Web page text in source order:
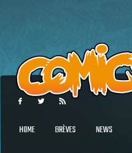
HOME BRÈVES NEWS